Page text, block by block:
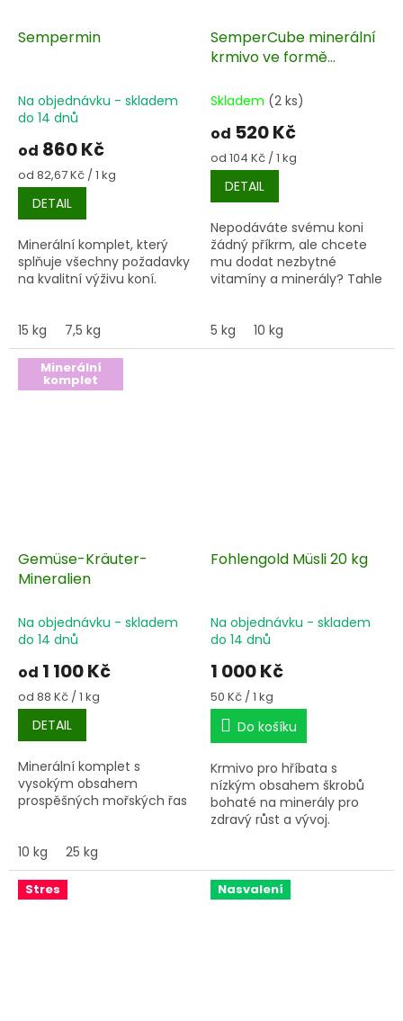
Sempermin
Na objednávku - skladem
do 14 dnů
od 860 Kč
Měrná
cena:
od 82,67 Kč / 1 kg
DETAIL
Minerální komplet, který
splňuje všechny požadavky
na kvalitní výživu koní.
15 kg 7,5 kg
SemperCube minerální
krmivo ve formě
Skladem (2 ks)
od 520 Kč
Měrná
cena:
od 104 Kč / 1 kg
DETAIL
Nepodáváte svému koni
žádný příkrm, ale chcete
mu dodat nezbytné
vitamíny a minerály? Tahle
5 kg
10 kg
Minerální
komplet
Gemüse-Kräuter-
Mineralien
Na objednávku - skladem
do 14 dnů
od 1 100 Kč
Měrná
cena:
od 88 Kč / 1 kg
DETAIL
Minerální komplet s
vysokým obsahem
prospěšných mořských řas
10 kg 25 kg
Fohlengold Müsli 20 kg
Na objednávku - skladem
do 14 dnů
1 000 Kč
Měrná
cena:
50 Kč / 1 kg
Do košíku
Krmivo pro hříbata s
nízkým obsahem škrobů
bohaté na minerály pro
zdravý růst a vývoj.
Stres Nasvalení